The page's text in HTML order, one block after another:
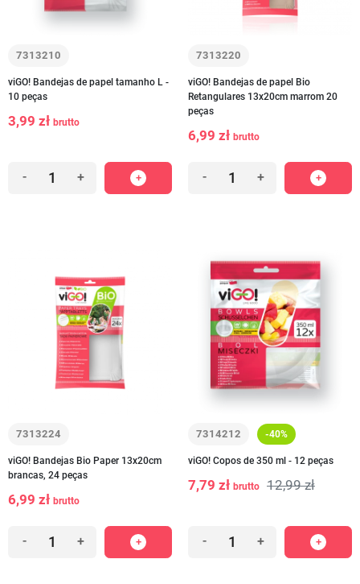
7313210
viGO! Bandejas de papel tamanho L -
10 peças
3,99 zł brutto
- +
7313220
viGO! Bandejas de papel Bio
Retangulares 13x20cm marrom 20
peças
6,99 zł brutto
- +
7313224
viGO! Bandejas Bio Paper 13x20cm
brancas, 24 peças
6,99 zł brutto
- +
7314212 -40%
viGO! Copos de 350 ml - 12 peças
7,79 zł brutto 12,99 zł
- +